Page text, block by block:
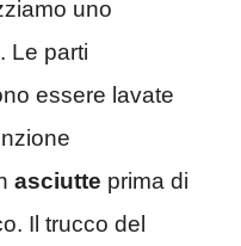
uno
Le parti
essere lavate
asciutte prima di
Il trucco del